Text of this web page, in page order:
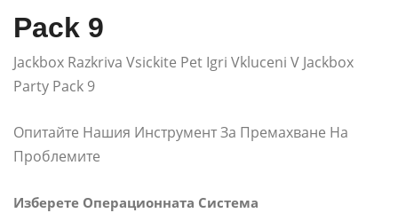
Pack 9
Jackbox Razkriva Vsickite Pet Igri Vkluceni V Jackbox
Party Pack 9
Опитайте Нашия Инструмент За Премахване На
Проблемите
Изберете Операционната Система